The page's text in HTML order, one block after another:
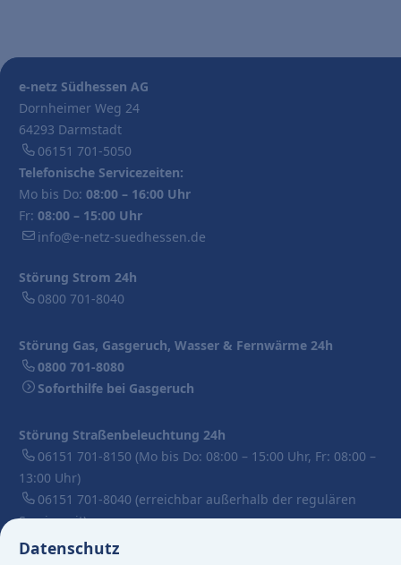
Datenschutz
e-netz Südhessen AG
Dornheimer Weg 24
64293 Darmstadt
06151 701-5050
Telefonische Servicezeiten:
Mo bis Do: 08:00 – 16:00 Uhr
Fr: 08:00 – 15:00 Uhr
info@e-netz-suedhessen.de
Störung Strom 24h
0800 701-8040
Störung Gas, Gasgeruch, Wasser & Fernwärme 24h
0800 701-8080
Soforthilfe bei Gasgeruch
Störung Straßenbeleuchtung 24h
06151 701-8150 (Mo bis Do: 08:00 – 15:00 Uhr, Fr: 08:00 –
13:00 Uhr)
06151 701-8040 (erreichbar außerhalb der regulären
Servicezeit)